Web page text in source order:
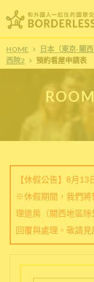
HOME 日本（東京· 關
西院2
預約看屋申請表
【休假公告】8月13
※休假期間，我們將
理退房（關西地區
回覆與處理。敬請見